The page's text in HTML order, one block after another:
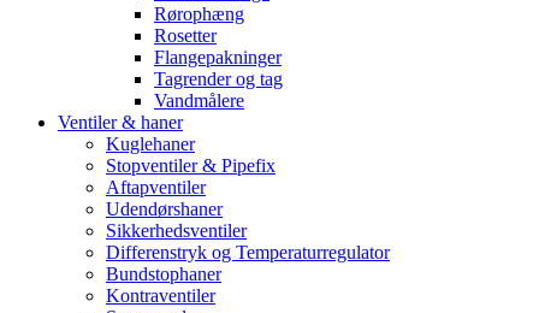
Rørophæng
Rosetter
Flangepakninger
Tagrender og tag
Vandmålere
Ventiler & haner
Kuglehaner
Stopventiler & Pipefix
Aftapventiler
Udendørshaner
Sikkerhedsventiler
Differenstryk og Temperaturregulator
Bundstophaner
Kontraventiler